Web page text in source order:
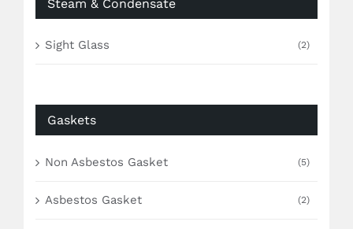
Steam & Condensate
Sight Glass (2)
Gaskets
Non Asbestos Gasket (5)
Asbestos Gasket (2)